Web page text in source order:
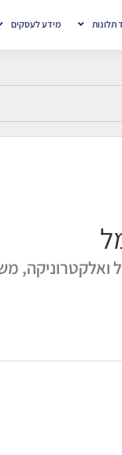
תלונות מידע לעסקים
ואלקטרוניקה,